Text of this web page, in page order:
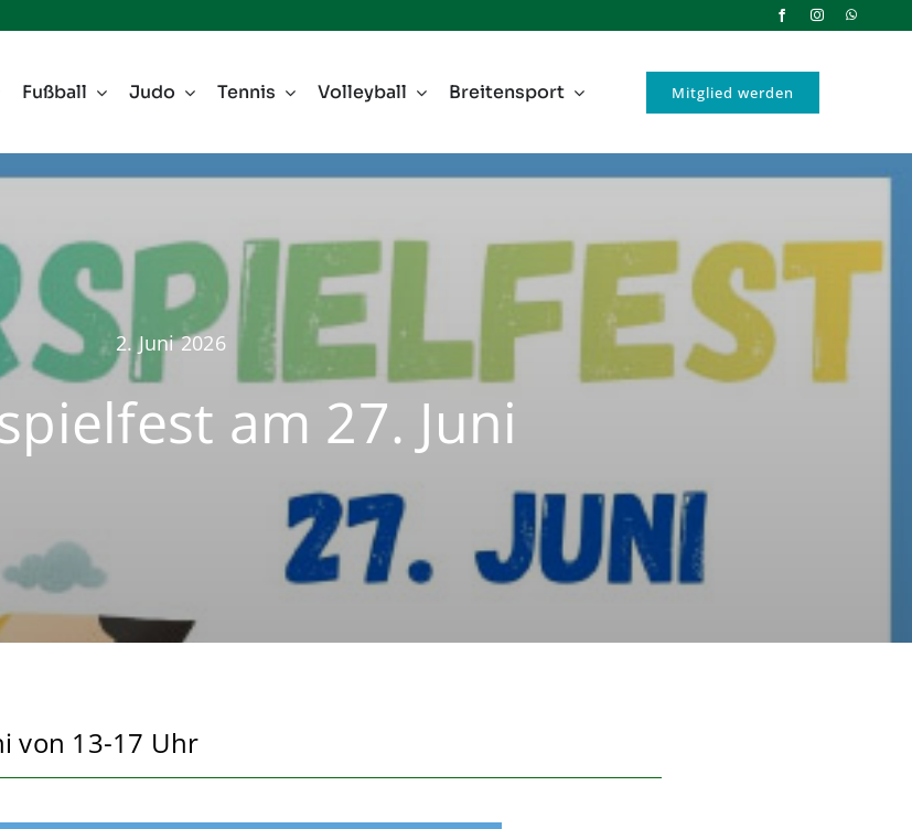
Fußball Judo Tennis Volleyball Breitensport Mitglied werden
2. Juni 2026
am 27. Juni
von 13-17 Uhr